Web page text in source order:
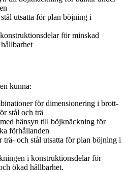
utsatta för plan böjning i
för minskad
kunna:
för dimensionering i brott-
stål och trä
hänsyn till böjknäckning för
förhållanden
trä- och stål utsatta för plan böjning i
i konstruktionsdelar för
ökad hållbarhet.